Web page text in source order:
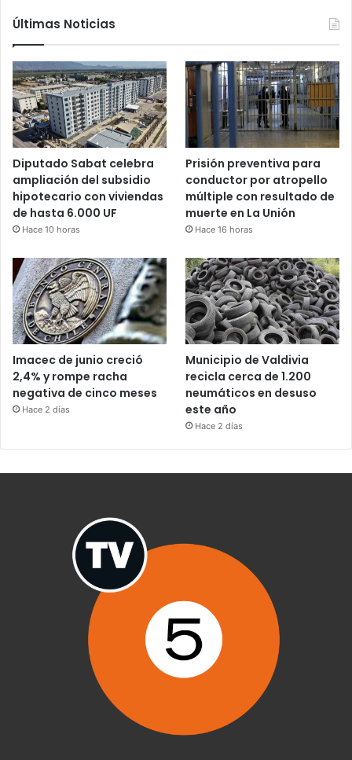
Últimas Noticias
Diputado Sabat celebra
ampliación del subsidio
hipotecario con viviendas
de hasta 6.000 UF
Hace 10 horas
Prisión preventiva para
conductor por atropello
múltiple con resultado de
muerte en La Unión
Hace 16 horas
Imacec de junio creció
2,4% y rompe racha
negativa de cinco meses
Hace 2 días
Municipio de Valdivia
recicla cerca de 1.200
neumáticos en desuso
este año
Hace 2 días